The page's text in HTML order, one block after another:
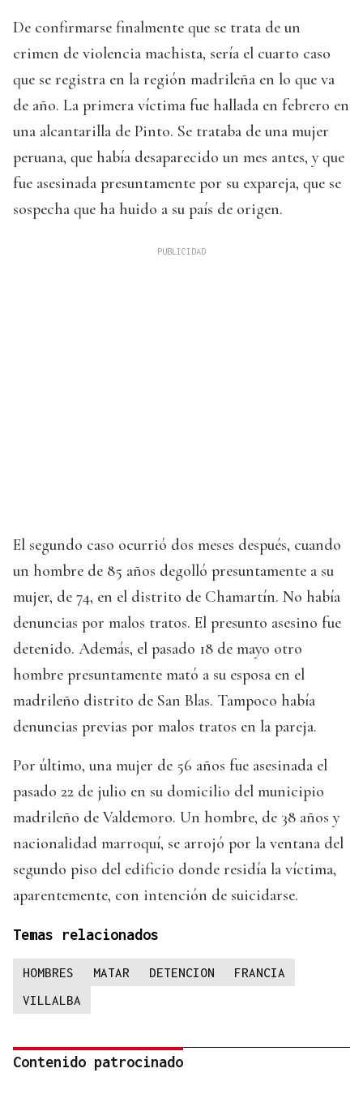
De confirmarse finalmente que se trata de un
crimen de violencia machista, sería el cuarto caso
que se registra en la región madrileña en lo que va
de año. La primera víctima fue hallada en febrero en
una alcantarilla de Pinto. Se trataba de una mujer
peruana, que había desaparecido un mes antes, y que
fue asesinada presuntamente por su expareja, que se
sospecha que ha huido a su país de origen.
El segundo caso ocurrió dos meses después, cuando
un hombre de 85 años degolló presuntamente a su
mujer, de 74, en el distrito de Chamartín. No había
denuncias por malos tratos. El presunto asesino fue
detenido. Además, el pasado 18 de mayo otro
hombre presuntamente mató a su esposa en el
madrileño distrito de San Blas. Tampoco había
denuncias previas por malos tratos en la pareja.
Por último, una mujer de 56 años fue asesinada el
pasado 22 de julio en su domicilio del municipio
madrileño de Valdemoro. Un hombre, de 38 años y
nacionalidad marroquí, se arrojó por la ventana del
segundo piso del edificio donde residía la víctima,
aparentemente, con intención de suicidarse.
Temas relacionados
HOMBRES MATAR DETENCION
FRANCIA
VILLALBA
Contenido patrocinado